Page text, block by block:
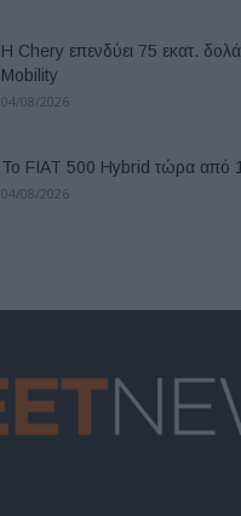
Η Chery επενδύει 75 εκατ.
Mobility
04/08/2026
Το FIAT 500 Hybrid τώρα από
04/08/2026